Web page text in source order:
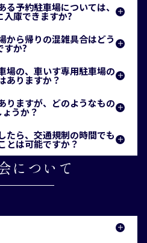
できません。
時の交通規制後の一時出
予約駐車場については、
入庫できますか?
場は、17時の規制後の入庫
埠頭、西埠頭については、
から帰りの混雑具合はどう
すか?
ます。
場の、車いす専用駐車場の
ありますか？
知事、指定都市の市長、中
利用できます。
りますが、どのようなもの
うか？
市の市長、中核市の市長が
手帳です。
たら、交通規制の時間でも
とは可能ですか？
について